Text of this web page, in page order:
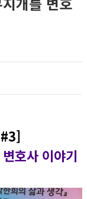
호사 이야기